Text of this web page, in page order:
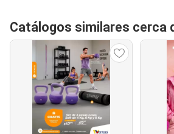
Catálogos similares cerca